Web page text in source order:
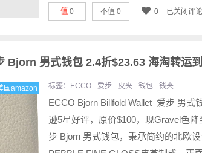
值 0 不值 0 0 已关闭评论
Bjorn 男式钱包 2.4折$23.63 海淘转运
国amazon 标签： ECCO 爱步 皮夹 钱包 钱夹
ECCO Bjorn Billfold Wallet 爱步 男式
逊5星好评，原价$100，现Gravel色
步 Bjorn 男式钱包，秉承简约的北欧